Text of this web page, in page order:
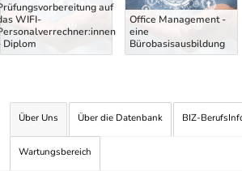
auf
WIFI-
Diplom
Office Management -
eine
Bürobasisausbildung
Über Uns Über die Datenbank BIZ-
Wartungsbereich